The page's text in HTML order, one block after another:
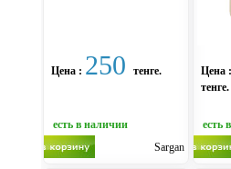
Цена : 250 тенге.
есть в наличии
Sargan
Цена
тенге.
есть